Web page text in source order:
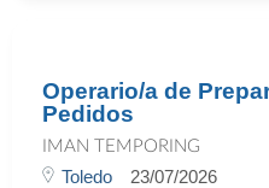
Operario/a de
Pedidos
IMAN TEMPORING
Toledo 23/07/2026